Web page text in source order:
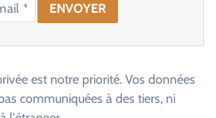
est notre priorité. Vos données
communiquées à des tiers, ni